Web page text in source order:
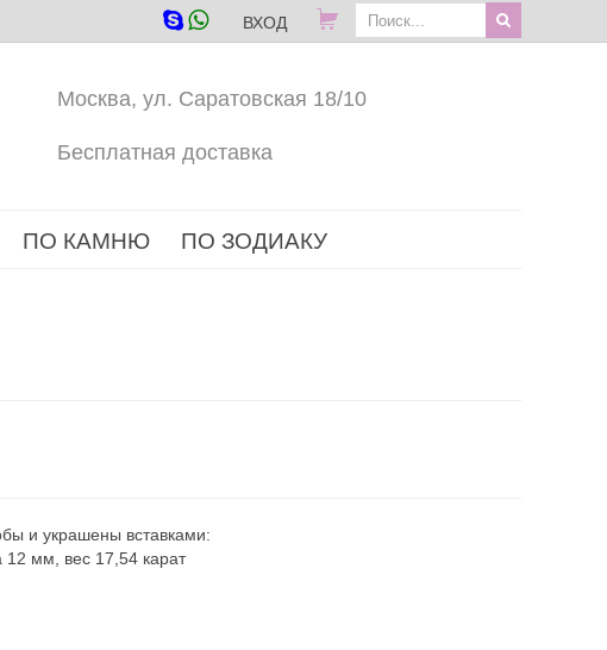
ВХОД
Москва, ул. Саратовская 18/10
Бесплатная доставка
ПО КАМНЮ ПО ЗОДИАКУ
и украшены вставками:
мм, вес 17,54 карат